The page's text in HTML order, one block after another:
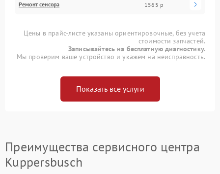
Ремонт сенсора 1565 р
Цены в прайс-листе указаны ориентировочные, без учета
стоимости запчастей.
Записывайтесь на бесплатную диагностику.
Мы проверим ваше устройство и укажем на неисправность.
Показать все услуги
Преимущества сервисного центра
Kuppersbusch